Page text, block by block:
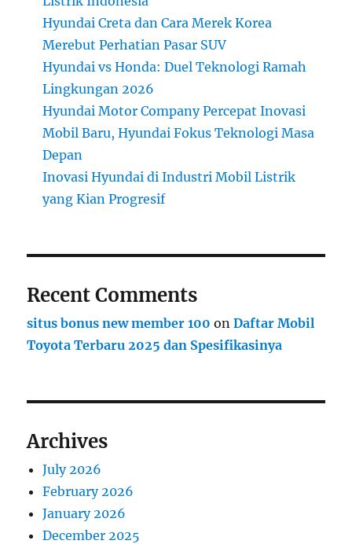
Hyundai Creta dan Cara Merek Korea
Merebut Perhatian Pasar SUV
Hyundai vs Honda: Duel Teknologi Ramah
Lingkungan 2026
Hyundai Motor Company Percepat Inovasi
Mobil Baru, Hyundai Fokus Teknologi Masa
Depan
Inovasi Hyundai di Industri Mobil Listrik
yang Kian Progresif
Recent Comments
situs bonus new member 100 onDaftar Mobil
Toyota Terbaru 2025 dan Spesifikasinya
Archives
July 2026
February 2026
January 2026
December 2025